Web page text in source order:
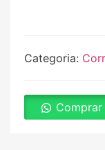
Categoria: